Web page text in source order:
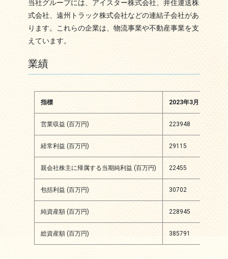
当社グループには、アイスター株式会社、井住運送株
式会社、遠州トラック株式会社などの連結子会社があ
ります。これらの企業は、物流事業や不動産事業を支
えています。
業績
指標 2023年3月
営業収益 (百万円) 223948
経常利益 (百万円) 29115
親会社株主に帰属する当期純利益 (百万円) 22455
包括利益 (百万円) 30702
純資産額 (百万円) 228945
総資産額 (百万円) 385791